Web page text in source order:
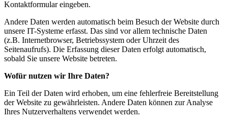
Kontaktformular eingeben.
Andere Daten werden automatisch beim Besuch der Website durch
unsere IT-Systeme erfasst. Das sind vor allem technische Daten
(z.B. Internetbrowser, Betriebssystem oder Uhrzeit des
Seitenaufrufs). Die Erfassung dieser Daten erfolgt automatisch,
sobald Sie unsere Website betreten.
Wofür nutzen wir Ihre Daten?
Ein Teil der Daten wird erhoben, um eine fehlerfreie Bereitstellung
der Website zu gewährleisten. Andere Daten können zur Analyse
Ihres Nutzerverhaltens verwendet werden.